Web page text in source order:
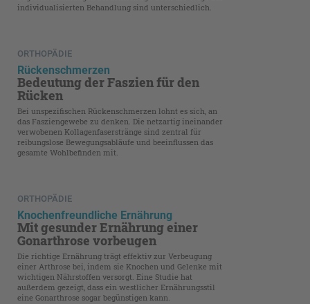
individualisierten Behandlung sind unterschiedlich.
ORTHOPÄDIE
Rückenschmerzen
Bedeutung der Faszien für den
Rücken
Bei unspezifischen Rückenschmerzen lohnt es sich, an
das Fasziengewebe zu denken. Die netzartig ineinander
verwobenen Kollagenfaserstränge sind zentral für
reibungslose Bewegungsabläufe und beeinflussen das
gesamte Wohlbefinden mit.
ORTHOPÄDIE
Knochenfreundliche Ernährung
Mit gesunder Ernährung einer
Gonarthrose vorbeugen
Die richtige Ernährung trägt effektiv zur Verbeugung
einer Arthrose bei, indem sie Knochen und Gelenke mit
wichtigen Nährstoffen versorgt. Eine Studie hat
außerdem gezeigt, dass ein westlicher Ernährungsstil
eine Gonarthrose sogar begünstigen kann.